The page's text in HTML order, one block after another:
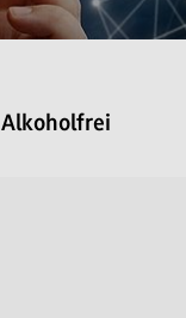
Alkoholfrei